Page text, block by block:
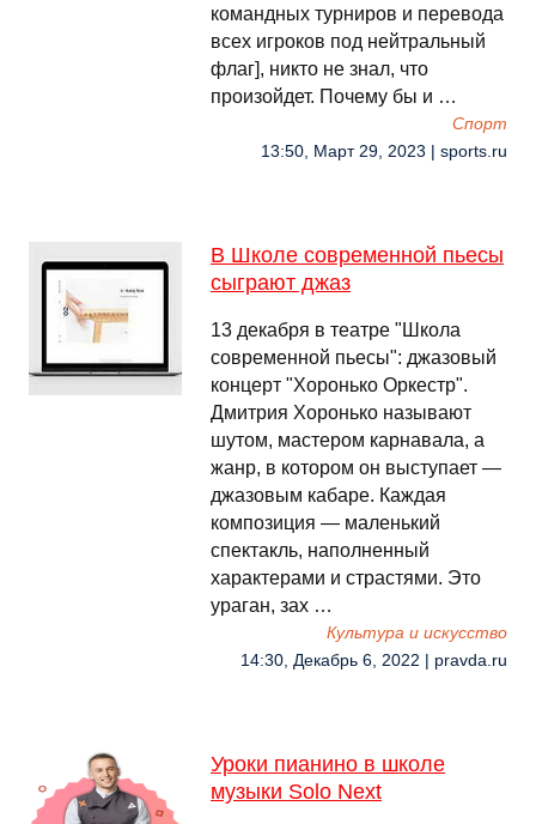
командных турниров и перевода
всех игроков под нейтральный
флаг], никто не знал, что
произойдет. Почему бы и …
Спорт
13:50, Март 29, 2023 | sports.ru
В Школе современной пьесы
сыграют джаз
13 декабря в театре "Школа
современной пьесы": джазовый
концерт "Хоронько Оркестр".
Дмитрия Хоронько называют
шутом, мастером карнавала, а
жанр, в котором он выступает —
джазовым кабаре. Каждая
композиция — маленький
спектакль, наполненный
характерами и страстями. Это
ураган, зах …
Культура и искусство
14:30, Декабрь 6, 2022 | pravda.ru
Уроки пианино в школе
музыки Solo Next